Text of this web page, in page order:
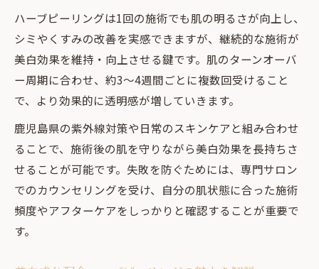
ハーブピーリングは1回の施術でも肌の明るさが向上し、
シミやくすみの改善を実感できますが、継続的な施術が
美白効果を維持・向上させる鍵です。肌のターンオーバ
ー周期に合わせ、約3～4週間ごとに複数回受けること
で、より効果的に透明感が増していきます。
鹿児島県の紫外線対策や日常のスキンケアと組み合わせ
ることで、施術後の肌を守りながら美白効果を長持ちさ
せることが可能です。失敗を防ぐためには、専門サロン
でのカウンセリングを受け、自分の肌状態に合った施術
頻度やアフターケアをしっかりと確認することが重要で
す。